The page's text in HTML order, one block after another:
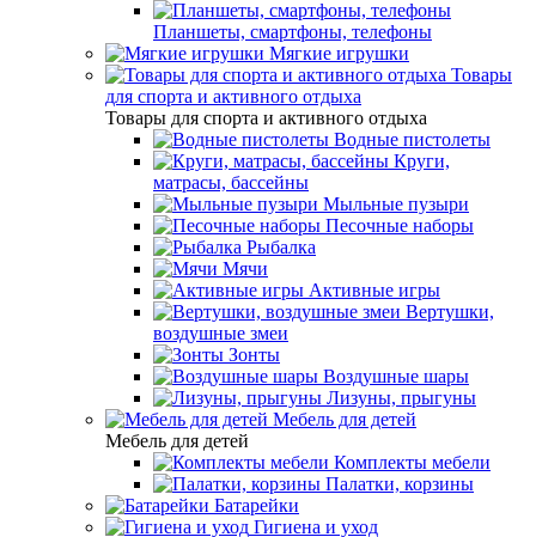
Планшеты, смартфоны, телефоны
Мягкие игрушки
Товары
для спорта и активного отдыха
Товары для спорта и активного отдыха
Водные пистолеты
Круги,
матрасы, бассейны
Мыльные пузыри
Песочные наборы
Рыбалка
Мячи
Активные игры
Вертушки,
воздушные змеи
Зонты
Воздушные шары
Лизуны, прыгуны
Мебель для детей
Мебель для детей
Комплекты мебели
Палатки, корзины
Батарейки
Гигиена и уход